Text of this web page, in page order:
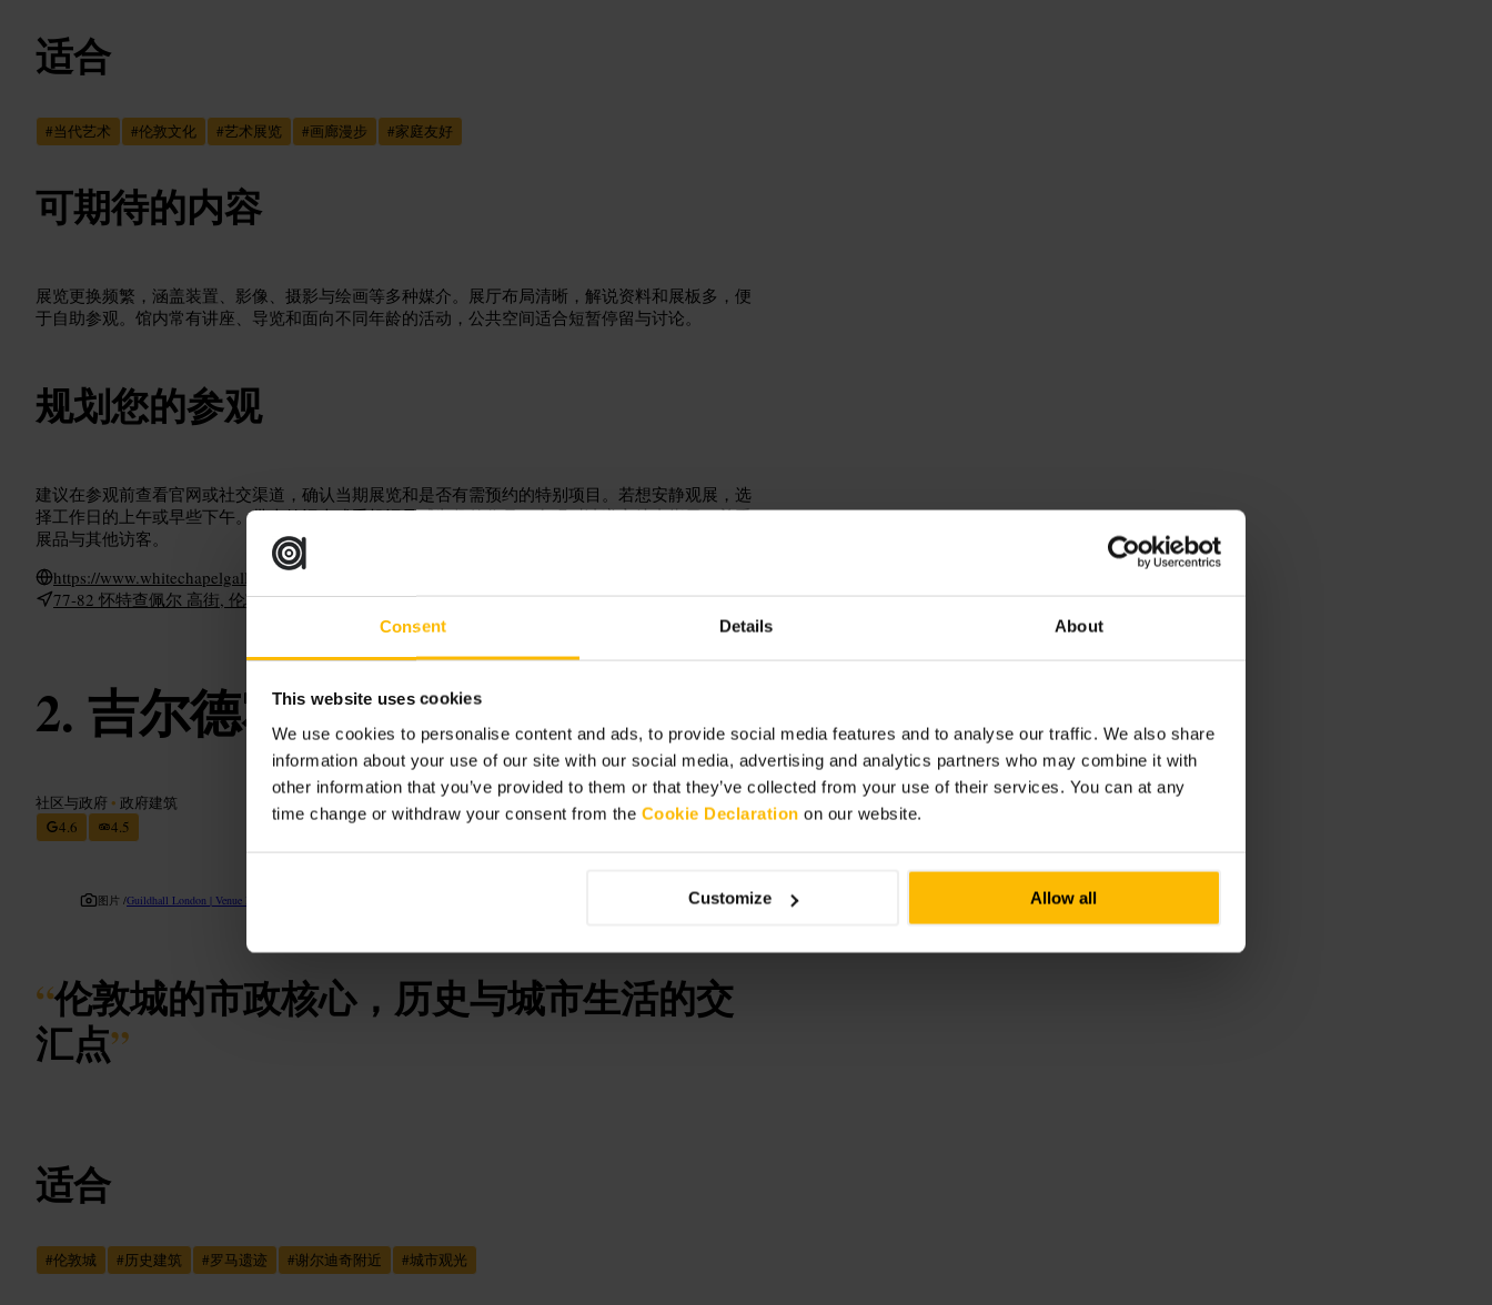
Consent Details About
This website uses cookies
We use cookies to personalise content and ads, to provide social media features and to analyse our traffic. We also share
information about your use of our site with our social media, advertising and analytics partners who may combine it with
other information that you’ve provided to them or that they’ve collected from your use of their services. You can at any
time change or withdraw your consent from the Cookie Declaration on our website.
Customize Allow all
适合
#当代艺术 #伦敦文化 #艺术展览 #画廊漫步 #家庭友好
可期待的内容
展览更换频繁，涵盖装置、影像、摄影与绘画等多种媒介。展厅布局清晰，解说资料和展板多，便
于自助参观。馆内常有讲座、导览和面向不同年龄的活动，公共空间适合短暂停留与讨论。
规划您的参观
建议在参观前查看官网或社交渠道，确认当期展览和是否有需预约的特别项目。若想安静观展，选
择工作日的上午或早些下午。带上笔记本或手机记录感兴趣的作品，参观时请遵守馆内指示，尊重
展品与其他访客。
https://www.whitechapelgallery.org/
77-82 怀特查佩尔 高街, 伦敦 E1 7QX, 英国
吉尔德霍尔
社区与政府 • 政府建筑
4.6
4.5
图片 /Guildhall London | Venue Hire
“伦敦城的市政核心，历史与城市生活的交
汇点”
适合
#伦敦城 #历史建筑 #罗马遗迹 #谢尔迪奇附近 #城市观光